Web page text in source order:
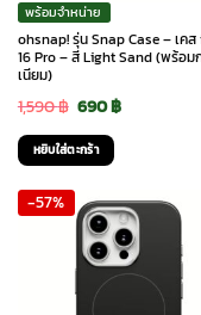
พร้อมจำหน่าย
ohsnap! รุ่น Snap Case – เค
16 Pro – สี Light Sand (พร้อม
เนียม)
1,590฿ Original
price
was:
1,590 ฿.
690฿Current
690 ฿.
หยิบใส่ตะกร้า
-57%